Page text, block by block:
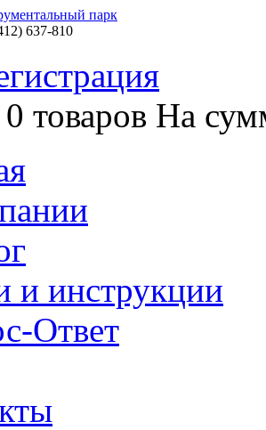
парк
637-810
0 товаров На
и инструкции
Ответ